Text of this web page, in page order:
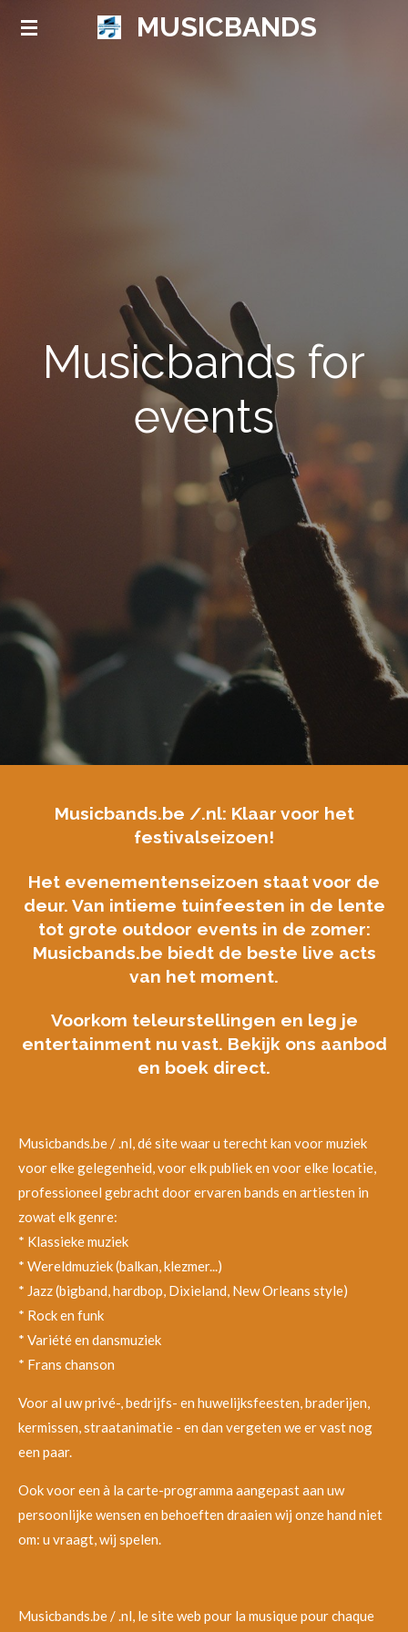
Ga
MUSICBANDS
Musicbands for
events
Musicbands.be /.nl: Klaar voor het
festivalseizoen!
Het evenementenseizoen staat voor de
deur. Van intieme tuinfeesten in de lente
tot grote outdoor events in de zomer:
Musicbands.be biedt de beste live acts
van het moment.
Voorkom teleurstellingen en leg je
entertainment nu vast. Bekijk ons aanbod
en boek direct.
Musicbands.be / .nl, dé site waar u terecht kan voor muziek
voor elke gelegenheid, voor elk publiek en voor elke locatie,
professioneel gebracht door ervaren bands en artiesten in
zowat elk genre:
* Klassieke muziek
* Wereldmuziek (balkan, klezmer...)
* Jazz (bigband, hardbop, Dixieland, New Orleans style)
* Rock en funk
* Variété en dansmuziek
* Frans chanson
Voor al uw privé-, bedrijfs- en huwelijksfeesten, braderijen,
kermissen, straatanimatie - en dan vergeten we er vast nog
een paar.
Ook voor een à la carte-programma aangepast aan uw
persoonlijke wensen en behoeften draaien wij onze hand niet
om: u vraagt, wij spelen.
Musicbands.be / .nl, le site web pour la musique pour chaque